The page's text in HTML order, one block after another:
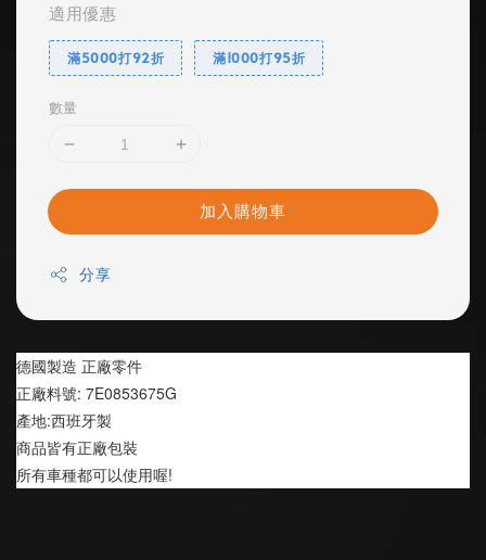
適用優惠
滿5000打92折 滿1000打95折
數量
加入購物車
分享
德國製造 正廠零件
正廠料號: 7E0853675G
產地:西班牙製
商品皆有正廠包裝
所有車種都可以使用喔!